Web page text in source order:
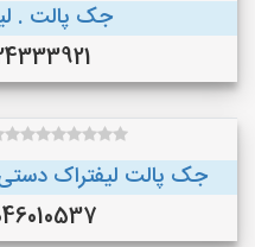
جک پالت .
09924333921
جک پالت لیفتراک دستی
09046010537